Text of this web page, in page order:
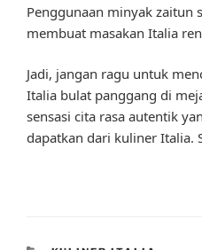
Penggunaan minyak zaitun
membuat masakan Italia
Jadi, jangan ragu untuk
Italia bulat panggang di
sensasi cita rasa autentik
dapatkan dari kuliner Italia.